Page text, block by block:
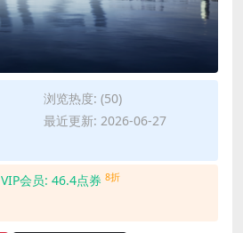
浏览热度: (50)
最近更新: 2026-06-27
VIP会员: 46.4点券 8折